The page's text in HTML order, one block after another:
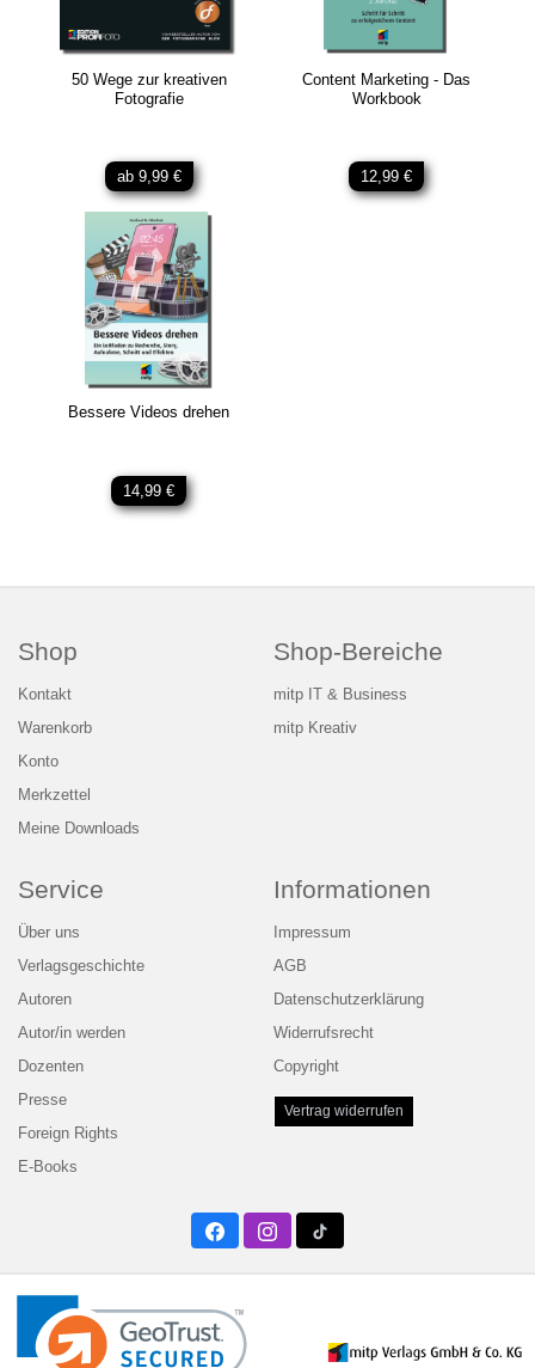
50 Wege zur kreativen
Fotografie
ab 9,99 €
Content Marketing - Das
Workbook
12,99 €
Bessere Videos drehen
14,99 €
Shop
Kontakt
Warenkorb
Konto
Merkzettel
Meine Downloads
Shop-Bereiche
mitp IT & Business
mitp Kreativ
Service
Über uns
Verlagsgeschichte
Autoren
Autor/in werden
Dozenten
Presse
Foreign Rights
E-Books
Informationen
Impressum
AGB
Datenschutzerklärung
Widerrufsrecht
Copyright
Vertrag widerrufen
FacebookInstagramTwitter